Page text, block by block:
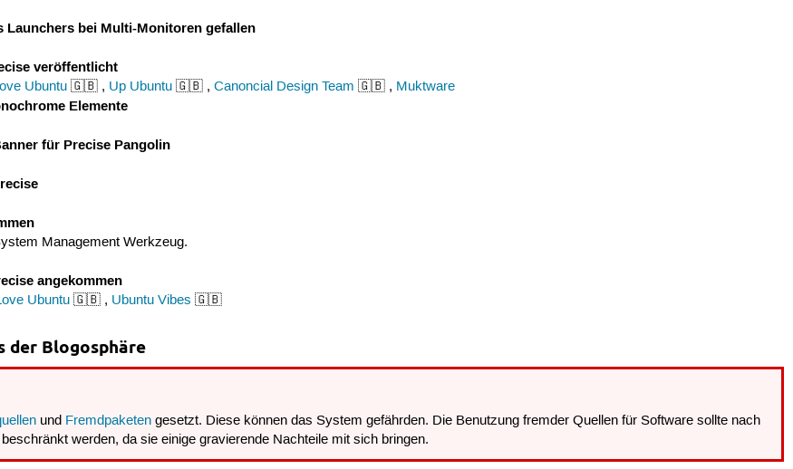
Launchers bei Multi-Monitoren gefallen
veröffentlicht
Ubuntu🇬🇧 , Up Ubuntu🇬🇧 , Canoncial Design Team 🇬🇧 , Muktware
Elemente
für Precise Pangolin
Management Werkzeug.
angekommen
Ubuntu🇬🇧 , Ubuntu Vibes 🇬🇧
der Blogosphäre
und Fremdpaketen gesetzt. Diese können das System gefährden. Die Benutzung fremder Quellen für Software sollte nach
werden, da sie einige gravierende Nachteile mit sich bringen.